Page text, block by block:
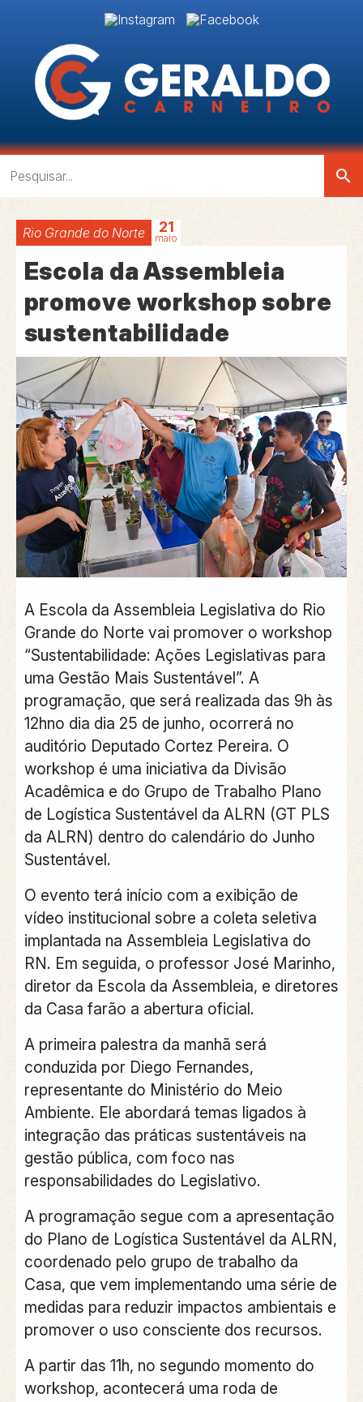
search
Rio Grande do Norte 21
maio
Escola da Assembleia
promove workshop sobre
sustentabilidade
A Escola da Assembleia Legislativa do Rio
Grande do Norte vai promover o workshop
“Sustentabilidade: Ações Legislativas para
uma Gestão Mais Sustentável”. A
programação, que será realizada das 9h às
12hno dia dia 25 de junho, ocorrerá no
auditório Deputado Cortez Pereira. O
workshop é uma iniciativa da Divisão
Acadêmica e do Grupo de Trabalho Plano
de Logística Sustentável da ALRN (GT PLS
da ALRN) dentro do calendário do Junho
Sustentável.
O evento terá início com a exibição de
vídeo institucional sobre a coleta seletiva
implantada na Assembleia Legislativa do
RN. Em seguida, o professor José Marinho,
diretor da Escola da Assembleia, e diretores
da Casa farão a abertura oficial.
A primeira palestra da manhã será
conduzida por Diego Fernandes,
representante do Ministério do Meio
Ambiente. Ele abordará temas ligados à
integração das práticas sustentáveis na
gestão pública, com foco nas
responsabilidades do Legislativo.
A programação segue com a apresentação
do Plano de Logística Sustentável da ALRN,
coordenado pelo grupo de trabalho da
Casa, que vem implementando uma série de
medidas para reduzir impactos ambientais e
promover o uso consciente dos recursos.
A partir das 11h, no segundo momento do
workshop, acontecerá uma roda de